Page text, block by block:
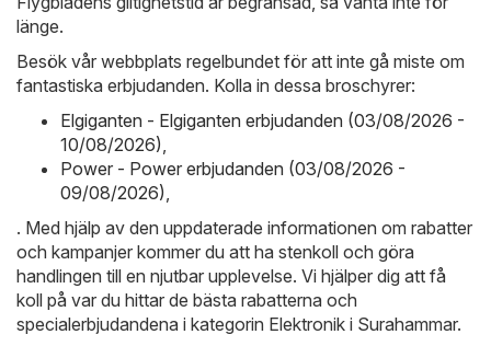
länge.
Besök vår webbplats regelbundet för att inte gå miste om
fantastiska erbjudanden. Kolla in dessa broschyrer:
Elgiganten - Elgiganten erbjudanden (03/08/2026 -
10/08/2026)
Power - Power erbjudanden (03/08/2026 -
09/08/2026)
. Med hjälp av den uppdaterade informationen om rabatter
och kampanjer kommer du att ha stenkoll och göra
handlingen till en njutbar upplevelse. Vi hjälper dig att få
koll på var du hittar de bästa rabatterna och
specialerbjudandena i kategorin Elektronik i Surahammar.